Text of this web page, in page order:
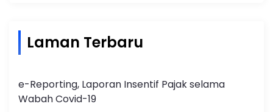
Laman Terbaru
e-Reporting, Laporan Insentif Pajak selama
Wabah Covid-19